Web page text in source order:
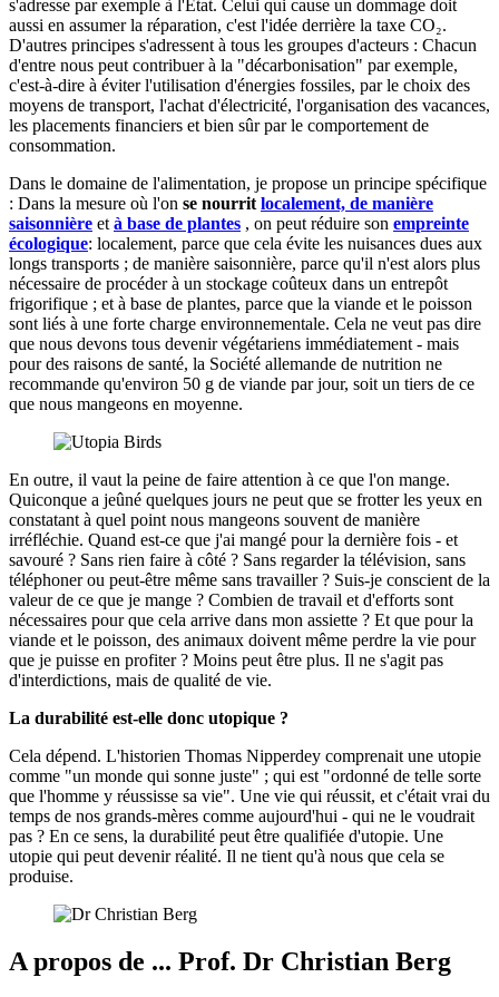
s'adresse par exemple à l'État. Celui qui cause un dommage doit
aussi en assumer la réparation, c'est l'idée derrière la taxe CO₂.
D'autres principes s'adressent à tous les groupes d'acteurs : Chacun
d'entre nous peut contribuer à la "décarbonisation" par exemple,
c'est-à-dire à éviter l'utilisation d'énergies fossiles, par le choix des
moyens de transport, l'achat d'électricité, l'organisation des vacances,
les placements financiers et bien sûr par le comportement de
consommation.
Dans le domaine de l'alimentation, je propose un principe spécifique
: Dans la mesure où l'on se nourrit localement, de manière
saisonnière et à base de plantes , on peut réduire son empreinte
écologique: localement, parce que cela évite les nuisances dues aux
longs transports ; de manière saisonnière, parce qu'il n'est alors plus
nécessaire de procéder à un stockage coûteux dans un entrepôt
frigorifique ; et à base de plantes, parce que la viande et le poisson
sont liés à une forte charge environnementale. Cela ne veut pas dire
que nous devons tous devenir végétariens immédiatement - mais
pour des raisons de santé, la Société allemande de nutrition ne
recommande qu'environ 50 g de viande par jour, soit un tiers de ce
que nous mangeons en moyenne.
En outre, il vaut la peine de faire attention à ce que l'on mange.
Quiconque a jeûné quelques jours ne peut que se frotter les yeux en
constatant à quel point nous mangeons souvent de manière
irréfléchie. Quand est-ce que j'ai mangé pour la dernière fois - et
savouré ? Sans rien faire à côté ? Sans regarder la télévision, sans
téléphoner ou peut-être même sans travailler ? Suis-je conscient de la
valeur de ce que je mange ? Combien de travail et d'efforts sont
nécessaires pour que cela arrive dans mon assiette ? Et que pour la
viande et le poisson, des animaux doivent même perdre la vie pour
que je puisse en profiter ? Moins peut être plus. Il ne s'agit pas
d'interdictions, mais de qualité de vie.
La durabilité est-elle donc utopique ?
Cela dépend. L'historien Thomas Nipperdey comprenait une utopie
comme "un monde qui sonne juste" ; qui est "ordonné de telle sorte
que l'homme y réussisse sa vie". Une vie qui réussit, et c'était vrai du
temps de nos grands-mères comme aujourd'hui - qui ne le voudrait
pas ? En ce sens, la durabilité peut être qualifiée d'utopie. Une
utopie qui peut devenir réalité. Il ne tient qu'à nous que cela se
produise.
A propos de ... Prof. Dr Christian Berg